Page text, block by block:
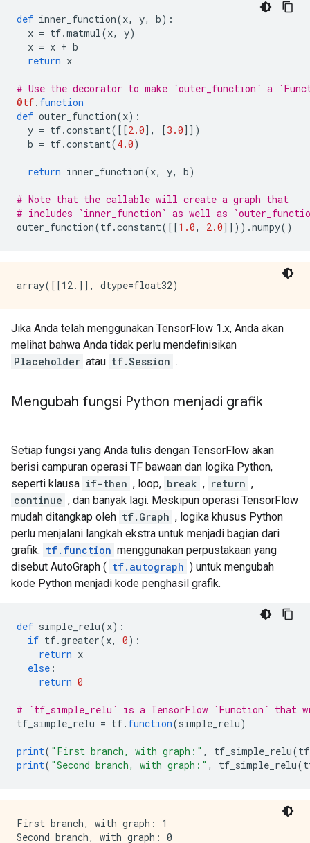
def inner_function(x, y, b):
x = tf.matmul(x, y)
x = x + b
return x
# Use the decorator to make `outer_function` a
@tf. function
def outer_function(x):
y = tf.constant([[2.0], [3.0]])
b = tf.constant(4.0)
return inner_function(x, y, b)
# Note that the callable will create a graph that
# includes `inner_function` as well as
outer_function(tf.constant([[1.0, 2.0]])).numpy()
Jika Anda telah menggunakan TensorFlow 1.x, Anda akan
melihat bahwa Anda tidak perlu mendefinisikan
Placeholder atau tf.Session .
Mengubah fungsi Python menjadi grafik
Setiap fungsi yang Anda tulis dengan TensorFlow akan
berisi campuran operasi TF bawaan dan logika Python,
seperti klausa if-then , loop, break , return ,
continue , dan banyak lagi. Meskipun operasi TensorFlow
mudah ditangkap oleh tf.Graph , logika khusus Python
perlu menjalani langkah ekstra untuk menjadi bagian dari
grafik. tf.function menggunakan perpustakaan yang
disebut AutoGraph ( tf.autograph ) untuk mengubah
kode Python menjadi kode penghasil grafik.
def simple_relu(x):
if tf.greater(x, 0):
return x
else :
return 0
# `tf_simple_relu` is a TensorFlow `Function` that
tf_simple_relu = tf. function(simple_relu)
print( "First branch, with graph:" , tf_simple_relu(tf
print( "Second branch, with graph:" , tf_simple_relu(
First branch, with graph: 1